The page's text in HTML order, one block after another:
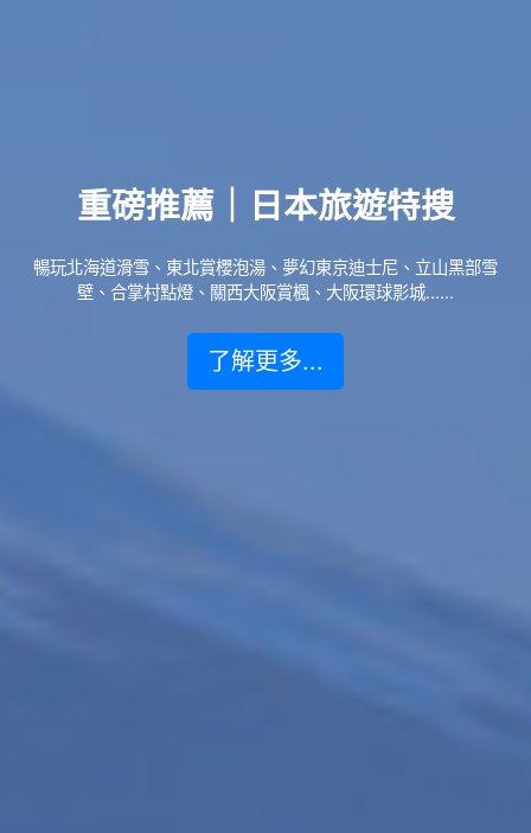
重磅推薦｜日本旅遊特搜
暢玩北海道滑雪、東北賞櫻泡湯、夢幻東京迪士尼、立山黑部雪
壁、合掌村點燈、關西大阪賞楓、大阪環球影城......
了解更多...